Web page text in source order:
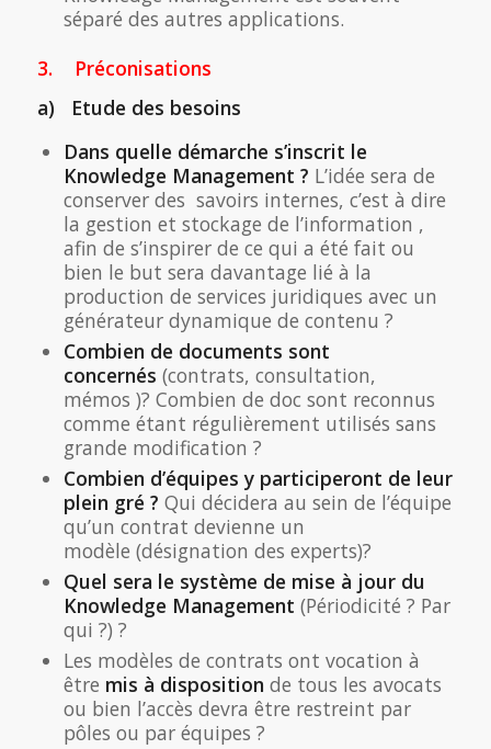
séparé des autres applications.
3. Préconisations
a) Etude des besoins
Dans quelle démarche s’inscrit le
Knowledge Management ? L’idée sera de
conserver des savoirs internes, c’est à dire
la gestion et stockage de l’information ,
afin de s’inspirer de ce qui a été fait ou
bien le but sera davantage lié à la
production de services juridiques avec un
générateur dynamique de contenu ?
Combien de documents sont
concernés (contrats, consultation,
mémos )? Combien de doc sont reconnus
comme étant régulièrement utilisés sans
grande modification ?
Combien d’équipes y participeront de leur
plein gré ? Qui décidera au sein de l’équipe
qu’un contrat devienne un
modèle (désignation des experts)?
Quel sera le système de mise à jour du
Knowledge Management (Périodicité ? Par
qui ?) ?
Les modèles de contrats ont vocation à
être mis à disposition de tous les avocats
ou bien l’accès devra être restreint par
pôles ou par équipes ?